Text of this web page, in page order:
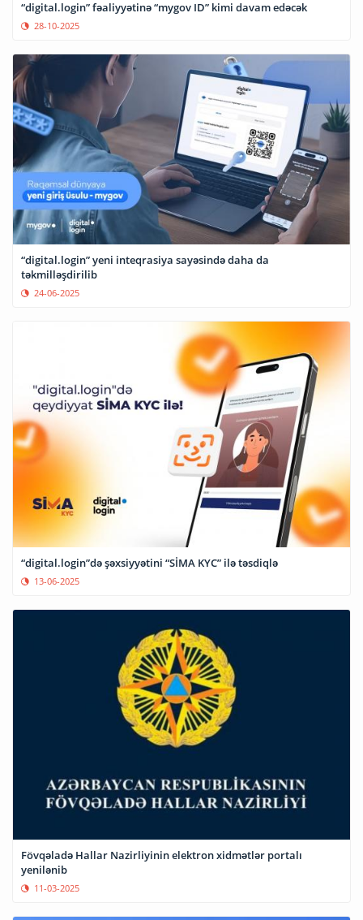
“digital.login” fəaliyyətinə “mygov ID” kimi davam edəcək
28-10-2025
“digital.login” yeni inteqrasiya sayəsində daha da
təkmilləşdirilib
24-06-2025
“digital.login”də şəxsiyyətini “SİMA KYC” ilə təsdiqlə
13-06-2025
Fövqəladə Hallar Nazirliyinin elektron xidmətlər portalı
yenilənib
11-03-2025